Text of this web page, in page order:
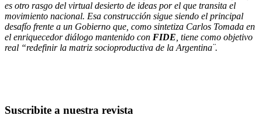
es otro rasgo del virtual desierto de ideas por el que transita el
movimiento nacional. Esa construcción sigue siendo el principal
desafío frente a un Gobierno que, como sintetiza Carlos Tomada en
el enriquecedor diálogo mantenido con FIDE , tiene como objetivo
real “redefinir la matriz socioproductiva de la Argentina¨.
Suscribite a nuestra revista